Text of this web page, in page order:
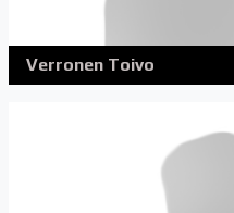
Verronen Toivo